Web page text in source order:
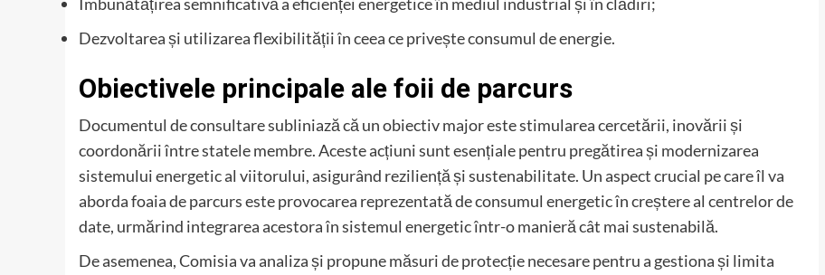
Dezvoltarea și utilizarea flexibilității în ceea ce privește consumul de energie.
Obiectivele principale ale foii de parcurs
Documentul de consultare subliniază că un obiectiv major este stimularea cercetării, inovării și
coordonării între statele membre. Aceste acțiuni sunt esențiale pentru pregătirea și modernizarea
sistemului energetic al viitorului, asigurând reziliență și sustenabilitate. Un aspect crucial pe care îl va
aborda foaia de parcurs este provocarea reprezentată de consumul energetic în creștere al centrelor de
date, urmărind integrarea acestora în sistemul energetic într-o manieră cât mai sustenabilă.
De asemenea, Comisia va analiza și propune măsuri de protecție necesare pentru a gestiona și limita